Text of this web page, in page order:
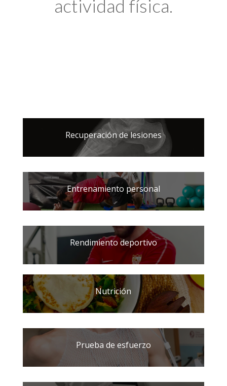
actividad física.
Recuperación de lesiones
Entrenamiento personal
Rendimiento deportivo
Nutrición
Prueba de esfuerzo